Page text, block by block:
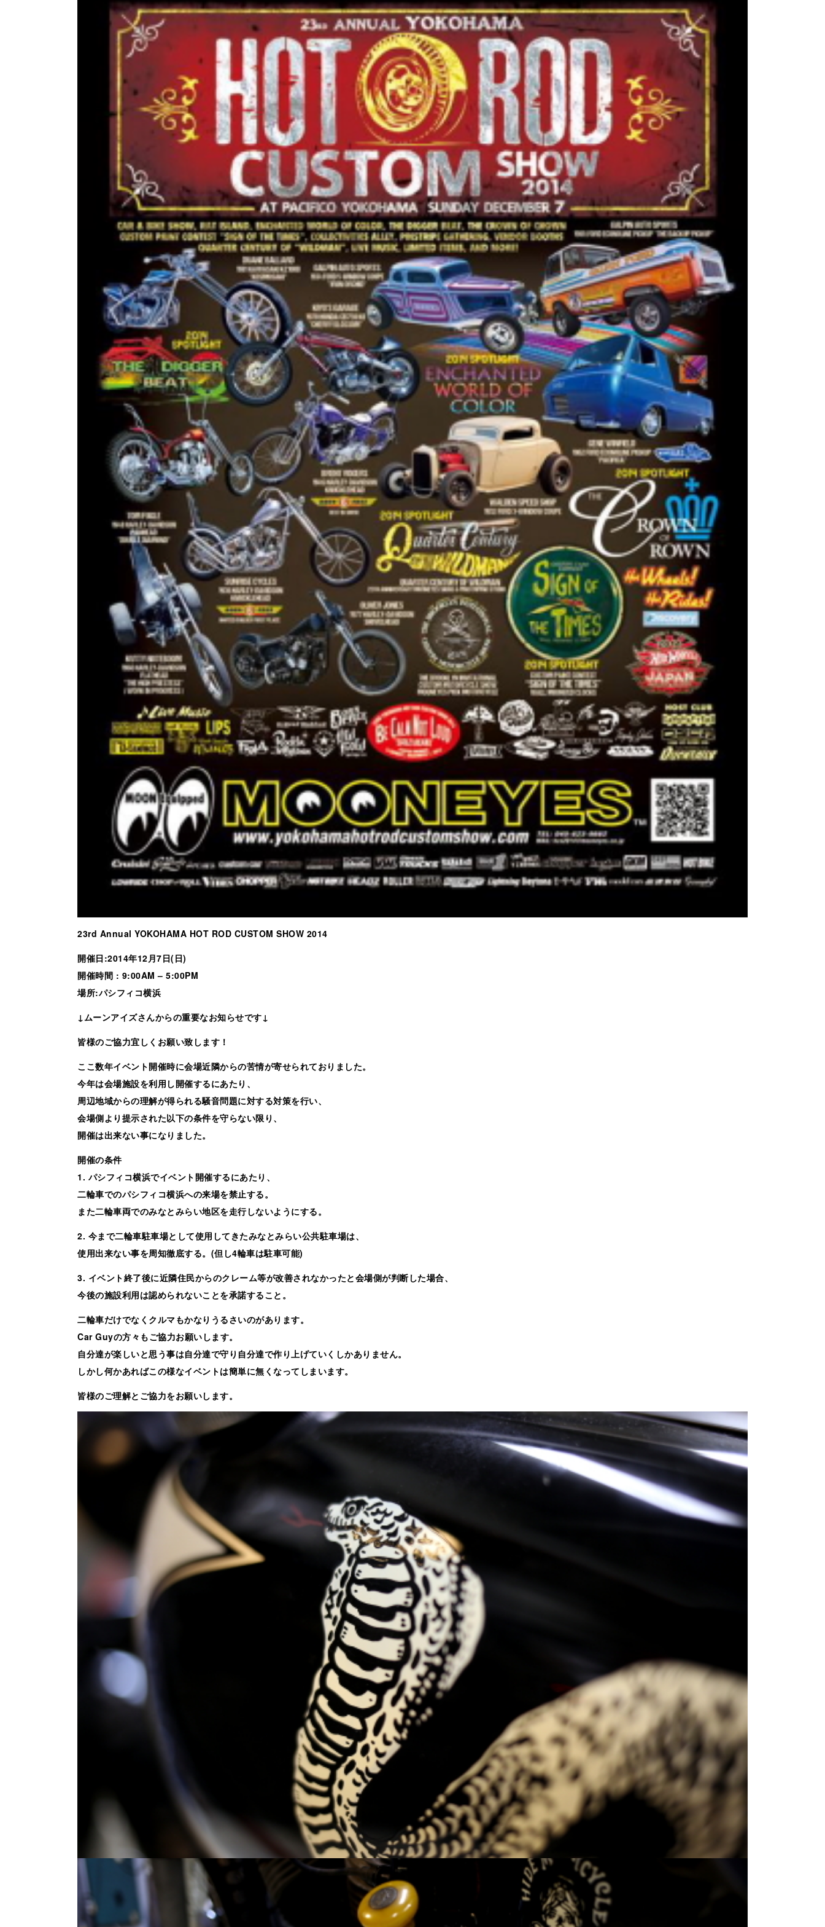
23rd Annual YOKOHAMA HOT ROD CUSTOM SHOW 2014
開催日:2014年12月7日(日)
開催時間 : 9:00AM – 5:00PM
場所:パシフィコ横浜
↓ムーンアイズさんからの重要なお知らせです↓
皆様のご協力宜しくお願い致します！
ここ数年イベント開催時に会場近隣からの苦情が寄せられておりました。
今年は会場施設を利用し開催するにあたり、
周辺地域からの理解が得られる騒音問題に対する対策を行い、
会場側より提示された以下の条件を守らない限り、
開催は出来ない事になりました。
開催の条件
1. パシフィコ横浜でイベント開催するにあたり、
二輪車でのパシフィコ横浜への来場を禁止する。
また二輪車両でのみなとみらい地区を走行しないようにする。
2. 今まで二輪車駐車場として使用してきたみなとみらい公共駐車場は、
使用出来ない事を周知徹底する。(但し4輪車は駐車可能)
3. イベント終了後に近隣住民からのクレーム等が改善されなかったと会場側が判断した場合、
今後の施設利用は認められないことを承諾すること。
二輪車だけでなくクルマもかなりうるさいのがあります。
Car Guyの方々もご協力お願いします。
自分達が楽しいと思う事は自分達で守り自分達で作り上げていくしかありません。
しかし何かあればこの様なイベントは簡単に無くなってしまいます。
皆様のご理解とご協力をお願いします。